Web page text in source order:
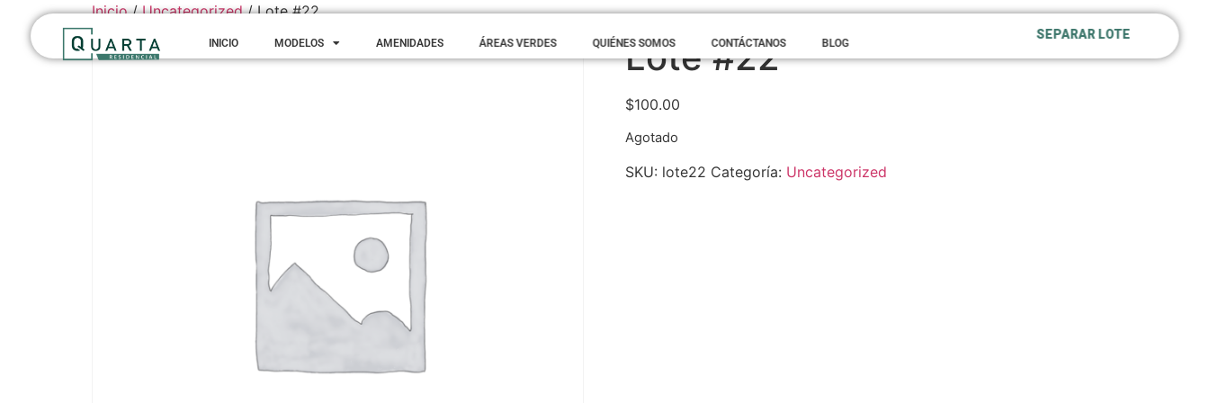
INICIO MODELOS AMENIDADES ÁREAS VERDES QUIÉNES SOMOS CONTÁCTANOS BLOG
SEPARAR LOTE
Inicio/Uncategorized/ Lote #22
Lote #22
$100.00
Agotado
SKU: lote22 Categoría: Uncategorized